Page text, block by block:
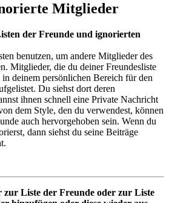
Mitglieder
der Freunde und ignorierten
benutzen, um andere Mitglieder des
Mitglieder, die du deiner Freundesliste
deinem persönlichen Bereich für den
Du siehst dort deren
ihnen schnell eine Private Nachricht
dem Style, den du verwendest, können
auch hervorgehoben sein. Wenn du
dann siehst du seine Beiträge
Liste der Freunde oder zur Liste